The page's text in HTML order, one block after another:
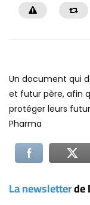
Un document qui
et futur père, afin
protéger leurs
Pharma
La newsletterde